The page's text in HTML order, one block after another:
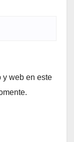
y web en este